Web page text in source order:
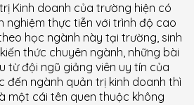
Kinh doanh của trường hiện có
nghiệm thực tiễn với trình độ cao
học ngành này tại trường, sinh
thức chuyên ngành, những bài
từ đội ngũ giảng viên uy tín của
đến ngành quản trị kinh doanh thì
một cái tên quen thuộc không